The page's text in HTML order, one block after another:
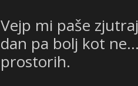
Vejp mi paše
dan pa bolj kot
prostorih.